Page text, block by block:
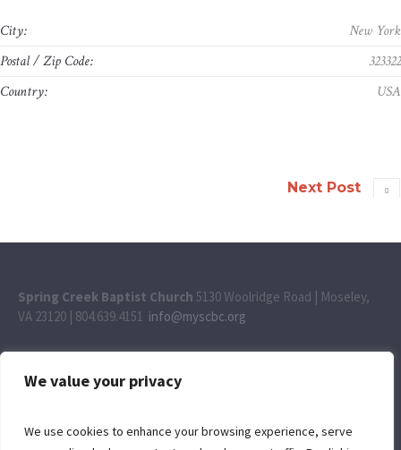
We value your privacy
We use cookies to enhance your browsing experience, serve
City:
New York
Postal / Zip Code:
323322
Country:
USA
Next Post
Spring Creek Baptist Church 5130 Woolridge Road | Moseley,
VA 23120 | 804.639.4151 info@myscbc.org